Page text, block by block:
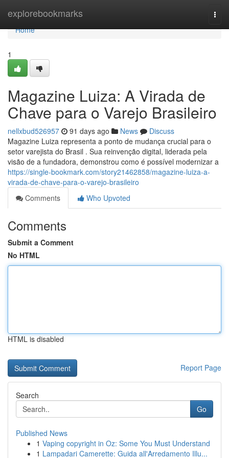
explorebookmarks
Home
Home
1
Magazine Luiza: A Virada de
Chave para o Varejo Brasileiro
nellxbud526957 91 days ago News
Discuss
Magazine Luiza representa a ponto de mudança crucial para o
setor varejista do Brasil . Sua reinvenção digital, liderada pela
visão de a fundadora, demonstrou como é possível modernizar a
https://single-bookmark.com/story21462858/magazine-luiza-a-
virada-de-chave-para-o-varejo-brasileiro
Comments
Who Upvoted
Comments
Submit a Comment
No HTML
HTML is disabled
Report Page
Search
Go
Published News
1 Vaping copyright in Oz: Some You Must Understand
1 Lampadari Camerette: Guida all'Arredamento Illu...